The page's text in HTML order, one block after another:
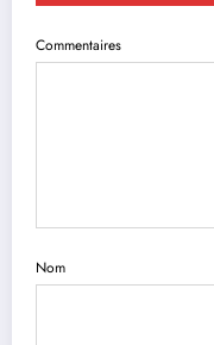
Commentaires
Nom